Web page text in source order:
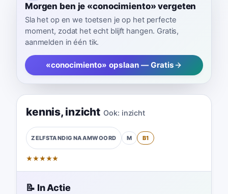
Morgen ben je «conocimiento» vergeten
Sla het op en we toetsen je op het perfecte
moment, zodat het echt blijft hangen. Gratis,
aanmelden in één tik.
«conocimiento» opslaan — Gratis
kennis, inzicht Ook: inzicht
ZELFSTANDIG NAAMWOORD M B1
★★★★★
📝 In Actie